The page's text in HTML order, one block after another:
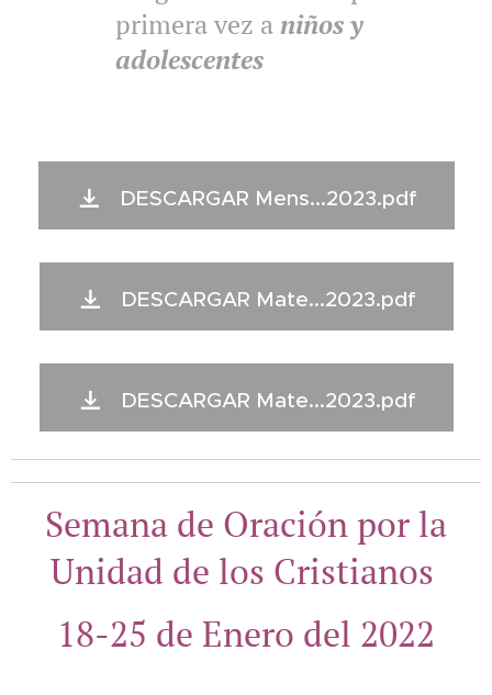
primera vez a niños y
adolescentes
DESCARGAR Mens...2023.pdf
DESCARGAR Mate...2023.pdf
DESCARGAR Mate...2023.pdf
Semana de Oración por la
Unidad de los Cristianos
18-25 de Enero del 2022